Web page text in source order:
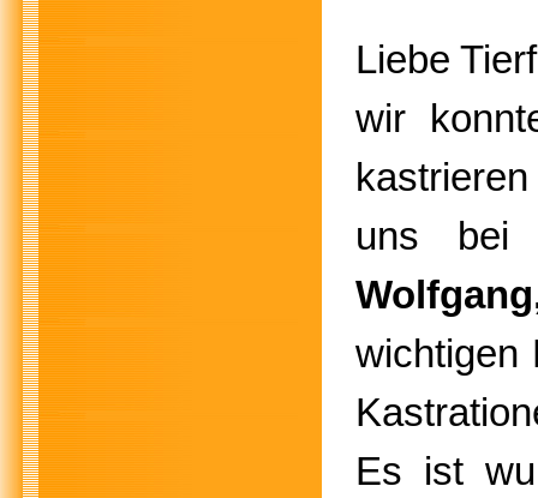
Liebe
wir
uns
wichtigen
Es ist